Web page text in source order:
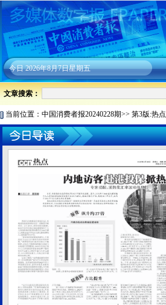
今日2026年8月7日星期五
文章搜索：
当前位置： 中国消费者报20240228期>> 第3版:热点